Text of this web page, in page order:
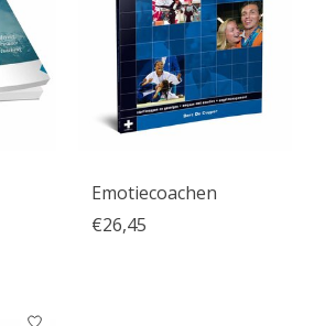
Emotiecoachen
€26,45